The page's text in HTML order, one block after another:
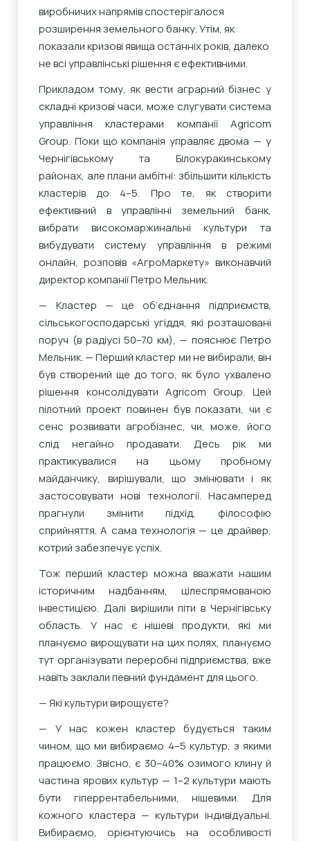
виробничих напрямів спостерігалося
розширення земельного банку. Утім, як
показали кризові явища останніх років, далеко
не всі управлінські рішення є ефективними.
Прикладом тому, як вести аграрний бізнес у
складні кризові часи, може слугувати система
управління кластерами компанії Agricom
Group. Поки що компанія управляє двома — у
Чернігівському та Білокуракинському
районах, але плани амбітні: збільшити кількість
кластерів до 4–5. Про те, як створити
ефективний в управлінні земельний банк,
вибрати високомаржинальні культури та
вибудувати систему управління в режимі
онлайн, розповів «АгроМаркету» виконавчий
директор компанії Петро Мельник.
— Кластер — це об’єднання підприємств,
сільськогосподарські угіддя, які розташовані
поруч (в радіусі 50–70 км), — пояснює Петро
Мельник. — Перший кластер ми не вибирали, він
був створений ще до того, як було ухвалено
рішення консолідувати Agricom Group. Цей
пілотний проект повинен був показати, чи є
сенс розвивати агробізнес, чи, може, його
слід негайно продавати. Десь рік ми
практикувалися на цьому пробному
майданчику, вирішували, що змінювати і як
застосовувати нові технології. Насамперед
прагнули змінити підхід, філософію
сприйняття. А сама технологія — це драйвер,
котрий забезпечує успіх.
Тож перший кластер можна вважати нашим
історичним надбанням, цілеспрямованою
інвестицією. Далі вирішили піти в Чернігівську
область. У нас є нішеві продукти, які ми
плануємо вирощувати на цих полях, плануємо
тут організувати переробні підприємства, вже
навіть заклали певний фундамент для цього.
— Які культури вирощуєте?
— У нас кожен кластер будується таким
чином, що ми вибираємо 4–5 культур, з якими
працюємо. Звісно, є 30–40% озимого клину й
частина ярових культур — 1–2 культури мають
бути гіперрентабельними, нішевими. Для
кожного кластера — культури індивідуальні.
Вибираємо, орієнтуючись на особливості